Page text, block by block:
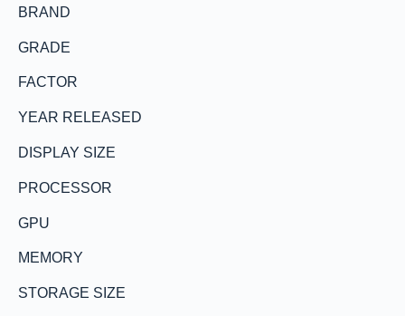
BRAND
GRADE
FACTOR
YEAR RELEASED
DISPLAY SIZE
PROCESSOR
GPU
MEMORY
STORAGE SIZE